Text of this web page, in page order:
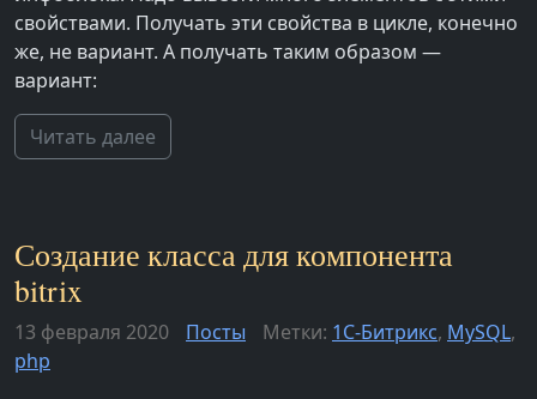
свойствами. Получать эти свойства в цикле, конечно
же, не вариант. А получать таким образом —
вариант:
Читать далее
Создание класса для компонента
bitrix
13 февраля 2020 Посты Метки: 1С-Битрикс, MySQL,
php